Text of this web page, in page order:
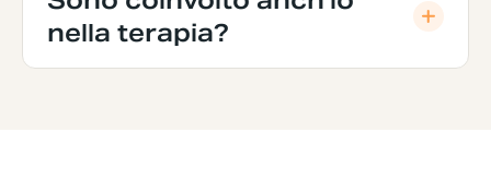
nella terapia?